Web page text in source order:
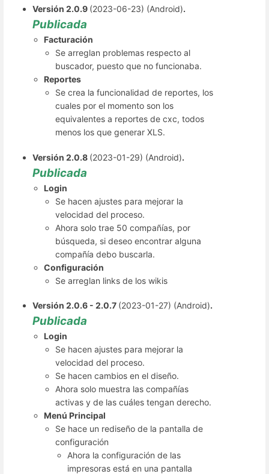
Versión 2.0.9 (2023-06-23) (Android).
Publicada
Facturación
Se arreglan problemas respecto al
buscador, puesto que no funcionaba.
Reportes
Se crea la funcionalidad de reportes, los
cuales por el momento son los
equivalentes a reportes de cxc, todos
menos los que generar XLS.
Versión 2.0.8 (2023-01-29) (Android).
Publicada
Login
Se hacen ajustes para mejorar la
velocidad del proceso.
Ahora solo trae 50 compañías, por
búsqueda, si deseo encontrar alguna
compañía debo buscarla.
Configuración
Se arreglan links de los wikis
Versión 2.0.6 - 2.0.7 (2023-01-27) (Android).
Publicada
Login
Se hacen ajustes para mejorar la
velocidad del proceso.
Se hacen cambios en el diseño.
Ahora solo muestra las compañías
activas y de las cuáles tengan derecho.
Menú Principal
Se hace un rediseño de la pantalla de
configuración
Ahora la configuración de las
impresoras está en una pantalla